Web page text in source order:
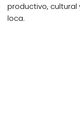
productivo,
loca.